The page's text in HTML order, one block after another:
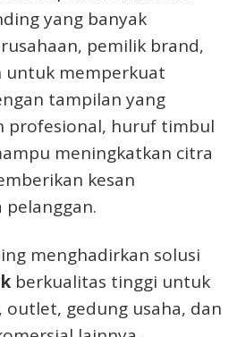
yang banyak
pemilik brand,
untuk memperkuat
tampilan yang
profesional, huruf timbul
meningkatkan citra
kesan
menghadirkan solusi
berkualitas tinggi untuk
gedung usaha, dan